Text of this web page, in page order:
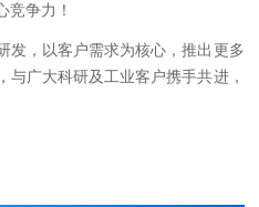
竞争力！
发，以客户需求为核心，推出更多
广大科研及工业客户携手共进，